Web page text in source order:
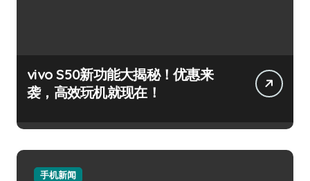
vivo S50新功能大揭秘！优惠来
袭，高效玩机就现在！
手机新闻